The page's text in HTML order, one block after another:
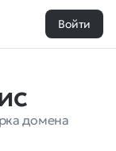
Войти
домена